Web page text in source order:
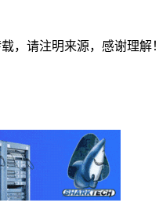
，请注明来源，感谢理解！